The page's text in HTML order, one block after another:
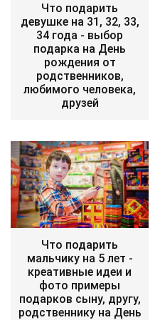
Что подарить
девушке на 31, 32, 33,
34 года - выбор
подарка на День
рождения от
родственников,
любимого человека,
друзей
Что подарить
мальчику на 5 лет -
креативные идеи и
фото примеры
подарков сыну, другу,
родственнику на День